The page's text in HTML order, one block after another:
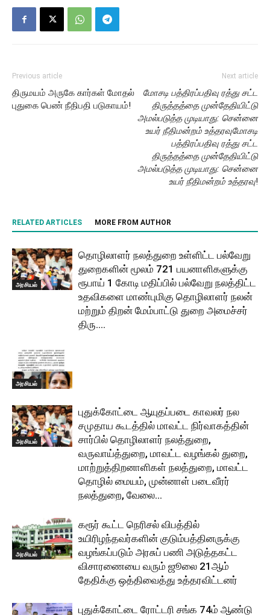
Previous article
திருமயம் அருகே கார்கள் மோதல்
புதுகை பெண் நீதிபதி படுகாயம்!
Next article
மோசடி பத்திரப்பதிவு ரத்து சட்ட
திருத்தத்தை முன்தேதியிட்டு
அமல்படுத்த முடியாது: சென்னை
உயர் நீதிமன்றம் உத்தரவுமோசடி
பத்திரப்பதிவு ரத்து சட்ட
திருத்தத்தை முன்தேதியிட்டு
அமல்படுத்த முடியாது: சென்னை
உயர் நீதிமன்றம் உத்தரவு!
RELATED ARTICLES MORE FROM AUTHOR
அரசியல்
தொழிலாளர் நலத்துறை உள்ளிட்ட பல்வேறு
துறைகளின் மூலம் 721 பயனாளிகளுக்கு
ரூபாய் 1 கோடி மதிப்பில் பல்வேறு நலத்திட்ட
உதவிகளை மாண்புமிகு தொழிலாளர் நலன்
மற்றும் திறன் மேம்பாட்டு துறை அமைச்சர்
திரு....
அரசியல்
அரசியல்
புதுக்கோட்டை ஆயுதப்படை காவலர் நல
சமுதாய கூடத்தில் மாவட்ட நிர்வாகத்தின்
சார்பில் தொழிலாளர் நலத்துறை,
வருவாய்த்துறை, மாவட்ட வழங்கல் துறை,
மாற்றுத்திறனாளிகள் நலத்துறை, மாவட்ட
தொழில் மையம், முன்னாள் படைவீரர்
நலத்துறை, வேலை...
அரசியல்
கரூர் கூட்ட நெரிசல் விபத்தில்
உயிரிழந்தவர்களின் குடும்பத்தினருக்கு
வழங்கப்படும் அரசுப் பணி அடுத்தகட்ட
விசாரணையை வரும் ஜூலை 21ஆம்
தேதிக்கு ஒத்திவைத்து உத்தரவிட்டனர்
புதுக்கோட்டை ரோட்டரி சங்க 74ம் ஆண்டு